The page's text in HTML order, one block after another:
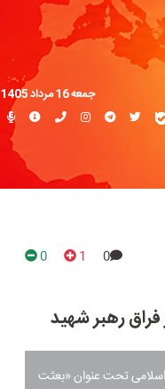
جمعه 16 مرداد 1405
0
1
0
رهبر شهید
اسلامی تحت عنوان «بعثت